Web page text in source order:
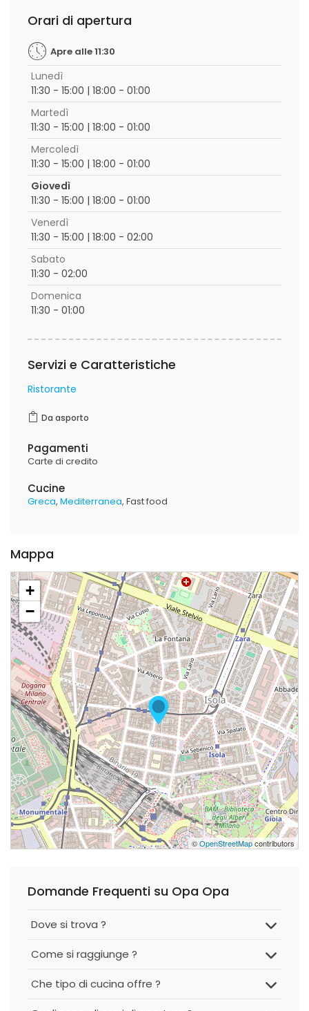
Orari di apertura
Apre alle 11:30
Lunedì
11:30 - 15:00 | 18:00 - 01:00
Martedì
11:30 - 15:00 | 18:00 - 01:00
Mercoledì
11:30 - 15:00 | 18:00 - 01:00
Giovedì
11:30 - 15:00 | 18:00 - 01:00
Venerdì
11:30 - 15:00 | 18:00 - 02:00
Sabato
11:30 - 02:00
Domenica
11:30 - 01:00
Servizi e Caratteristiche
Ristorante
Da asporto
Pagamenti
Carte di credito
Cucine
Greca Mediterranea Fast food
Mappa
+
−
©OpenStreetMapcontributors
Domande Frequenti su Opa Opa
Dove si trova ?
Come si raggiunge ?
Che tipo di cucina offre ?